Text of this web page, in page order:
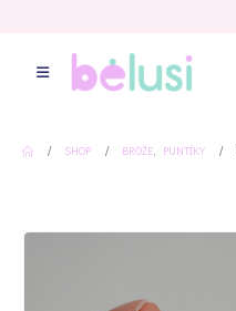
SHOP BROŽE, PUNTÍKY